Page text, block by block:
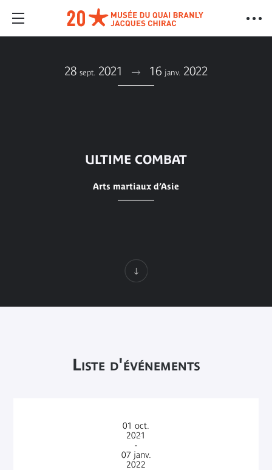
28 sept. 2021 16 janv. 2022
ULTIME COMBAT
Arts martiaux d’Asie
Liste d'événements
01 oct.
2021
-
07 janv.
2022